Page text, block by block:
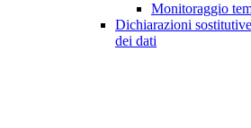
Monitoraggio
Dichiarazioni
dei dati